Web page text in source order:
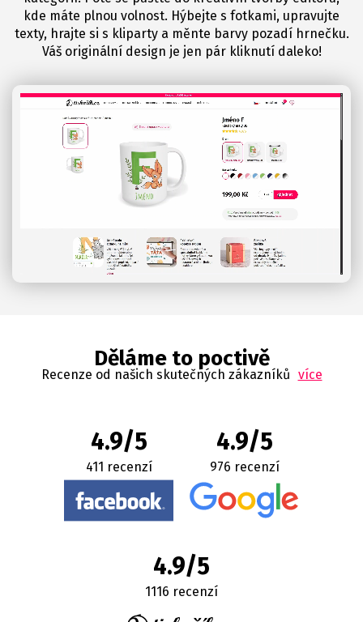
kde máte plnou volnost. Hýbejte s fotkami, upravujte
texty, hrajte si s kliparty a měnte barvy pozadí hrnečku.
Váš originální design je jen pár kliknutí daleko!
Děláme to poctivě
Recenze od našich skutečných zákazníků více
4.9/5
411 recenzí
4.9/5
976 recenzí
4.9/5
1116 recenzí